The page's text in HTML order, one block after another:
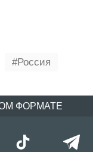
Россия
ФОРМАТЕ